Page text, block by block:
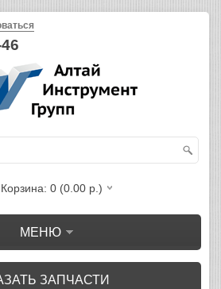
Корзина: 0 (0.00 р.)
МЕНЮ
ЗАПЧАСТИ